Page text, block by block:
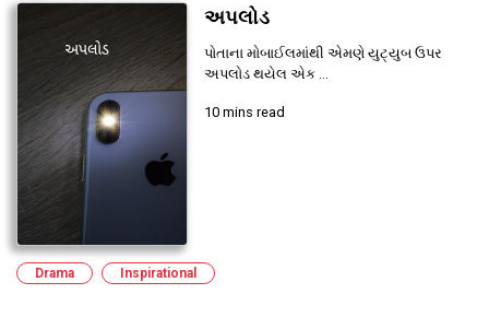
અપલોડ
પોતાના મોબાઈલમાંથી એમણે યુટ્યુબ ઉપર
અપલોડ થયેલ એક ...
10 mins read
Drama Inspirational